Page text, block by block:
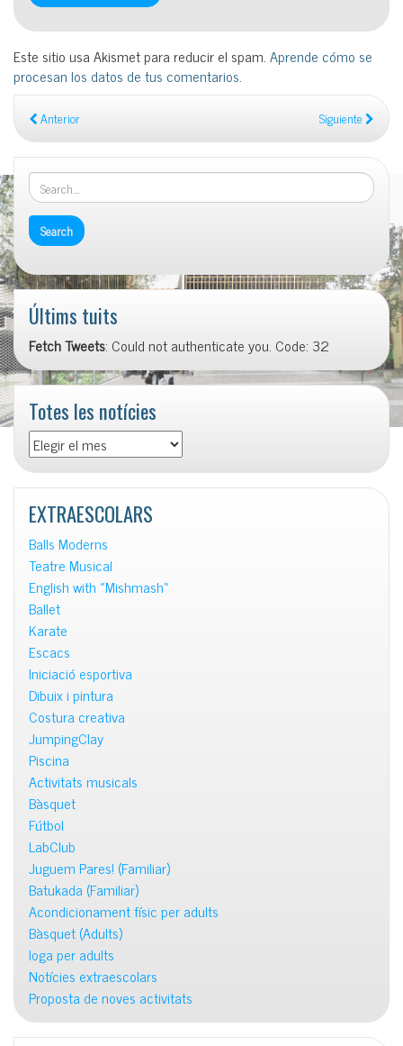
Este sitio usa Akismet para reducir el spam.Aprende cómo se
procesan los datos de tus comentarios.
Anterior Siguiente
Últims tuits
Fetch Tweets: Could not authenticate you. Code: 32
Totes les notícies
Totes
les
notícies
EXTRAESCOLARS
Balls Moderns
Teatre Musical
English with «Mishmash»
Ballet
Karate
Escacs
Iniciació esportiva
Dibuix i pintura
Costura creativa
JumpingClay
Piscina
Activitats musicals
Bàsquet
Fútbol
LabClub
Juguem Pares! (Familiar)
Batukada (Familiar)
Acondicionament físic per adults
Bàsquet (Adults)
Ioga per adults
Notícies extraescolars
Proposta de noves activitats